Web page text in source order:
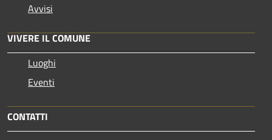
Avvisi
VIVERE IL COMUNE
Luoghi
Eventi
CONTATTI